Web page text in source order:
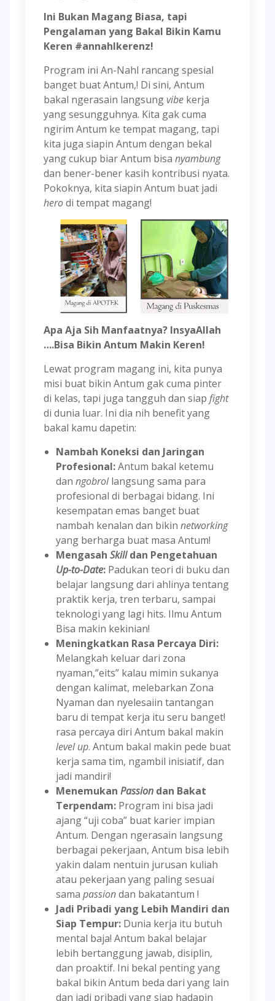
Ini Bukan Magang Biasa, tapi
Pengalaman yang Bakal Bikin Kamu
Keren #annahlkerenz!
Program ini An-Nahl rancang spesial
banget buat Antum,! Di sini, Antum
bakal ngerasain langsungvibekerja
yang sesungguhnya. Kita gak cuma
ngirim Antum ke tempat magang, tapi
kita juga siapin Antum dengan bekal
yang cukup biar Antum bisa nyambung
dan bener-bener kasih kontribusi nyata.
Pokoknya, kita siapin Antum buat jadi
herodi tempat magang!
Apa Aja Sih Manfaatnya? InsyaAllah
….Bisa Bikin Antum Makin Keren!
Lewat program magang ini, kita punya
misi buat bikin Antum gak cuma pinter
di kelas, tapi juga tangguh dan siap fight
di dunia luar. Ini dia nih benefit yang
bakal kamu dapetin:
Nambah Koneksi dan Jaringan
Profesional:Antum bakal ketemu
dan ngobrollangsung sama para
profesional di berbagai bidang. Ini
kesempatan emas banget buat
nambah kenalan dan bikin networking
yang berharga buat masa Antum!
Mengasah Skilldan Pengetahuan
Up-to-Date:Padukan teori di buku dan
belajar langsung dari ahlinya tentang
praktik kerja, tren terbaru, sampai
teknologi yang lagi hits. Ilmu Antum
Bisa makin kekinian!
Meningkatkan Rasa Percaya Diri:
Melangkah keluar dari zona
nyaman,”eits” kalau mimin sukanya
dengan kalimat, melebarkan Zona
Nyaman dan nyelesaiin tantangan
baru di tempat kerja itu seru banget!
rasa percaya diri Antum bakal makin
level up. Antum bakal makin pede buat
kerja sama tim, ngambil inisiatif, dan
jadi mandiri!
Menemukan Passiondan Bakat
Terpendam:Program ini bisa jadi
ajang “uji coba” buat karier impian
Antum. Dengan ngerasain langsung
berbagai pekerjaan, Antum bisa lebih
yakin dalam nentuin jurusan kuliah
atau pekerjaan yang paling sesuai
sama passiondan bakatantum !
Jadi Pribadi yang Lebih Mandiri dan
Siap Tempur:Dunia kerja itu butuh
mental baja! Antum bakal belajar
lebih bertanggung jawab, disiplin,
dan proaktif. Ini bekal penting yang
bakal bikin Antum beda dari yang lain
dan jadi pribadi yang siap hadapin